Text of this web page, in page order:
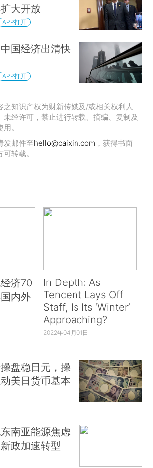
大开放
APP打开
国经济出清快
APP打开
之知识产权为财新传媒及/或相关权利人
未经许可，禁止进行转载、摘编、复制及
。
发邮件至hello@caixin.com ，获得书面
转载。
济70
内外
In Depth: As
Tencent Lays Off
Staff, Is Its ‘Winter’
Approaching?
2022年04月01日
盘稳日元，操
美日货币基本
南亚能源焦虑
政加速转型